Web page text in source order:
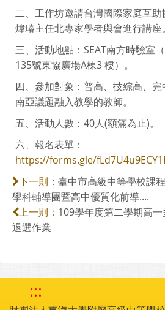
二、工作坊邀請台灣國際家庭互
煒璿主任北專家學者與會進行講座。
三、活動地點：SEAT南方時驗室
135號東協廣場A棟3 樓）。
四、參加對象：普高、技綜高、
南亞議題融入教學的教師。
五、活動人數：40人(額滿為止)。
六、報名表單：
https://forms.gle/
下一則： 臺中市高級中等學校課
學科輔導團暨高中優質化前導....
上一則： 109學年度第二學期高
退選作業
:::